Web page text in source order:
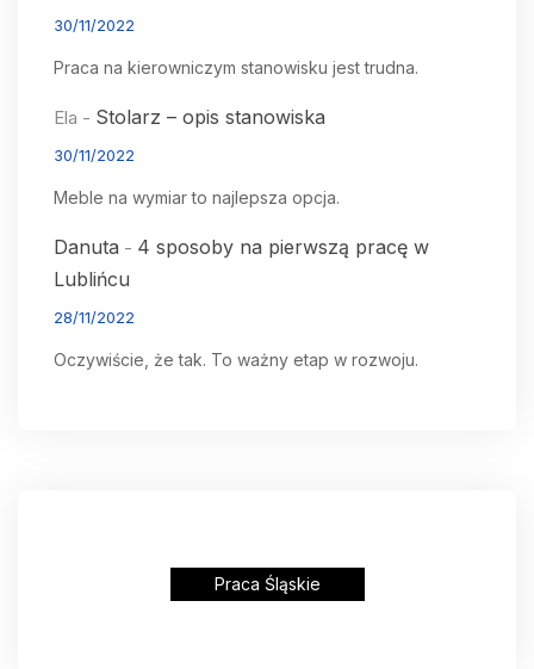
30/11/2022
Praca na kierowniczym stanowisku jest trudna.
Ela - Stolarz – opis stanowiska
30/11/2022
Meble na wymiar to najlepsza opcja.
Danuta - 4 sposoby na pierwszą pracę w
Lublińcu
28/11/2022
Oczywiście, że tak. To ważny etap w rozwoju.
Praca Śląskie